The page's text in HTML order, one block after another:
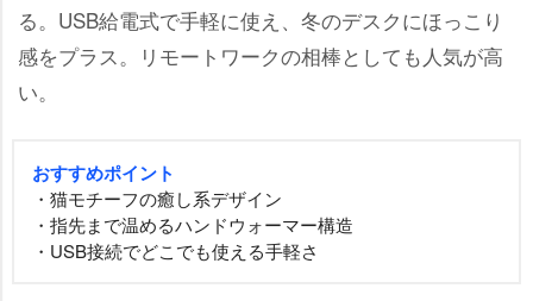
る。USB給電式で手軽に使え、冬のデスクにほっこり
感をプラス。リモートワークの相棒としても人気が高
い。
おすすめポイント
・猫モチーフの癒し系デザイン
・指先まで温めるハンドウォーマー構造
・USB接続でどこでも使える手軽さ